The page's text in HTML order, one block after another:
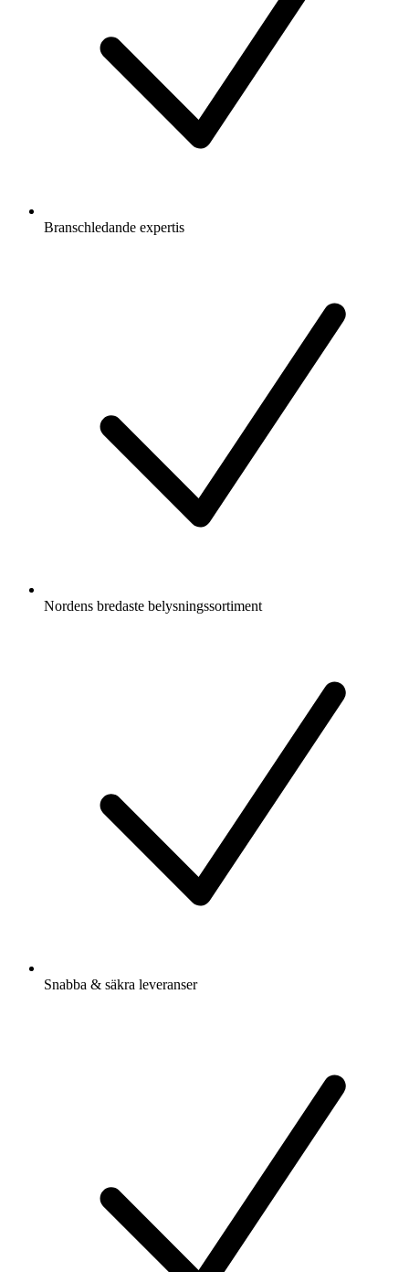
Branschledande expertis
Nordens bredaste belysningssortiment
Snabba & säkra leveranser